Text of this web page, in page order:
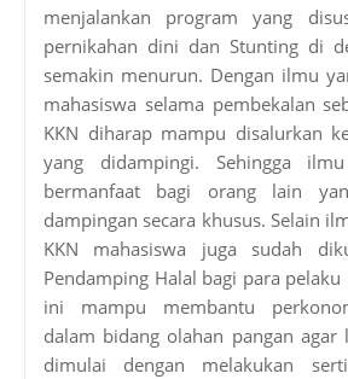
menjalankan program yang
pernikahan dini dan Stunting di
semakin menurun. Dengan ilmu
mahasiswa selama pembekalan
KKN diharap mampu disalurkan
yang didampingi. Sehingga
bermanfaat bagi orang lain
dampingan secara khusus. Selain
KKN mahasiswa juga sudah
Pendamping Halal bagi para pelaku
ini mampu membantu
dalam bidang olahan pangan agar
dimulai dengan melakukan